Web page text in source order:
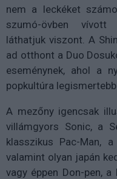
nem a leckéket
szumó-övben vívott
láthatjuk viszont. A
ad otthont a Duo
eseménynek, ahol a
popkultúra
A mezőny igencsak
villámgyors Sonic, a
klasszikus Pac-Man,
valamint olyan japán
vagy éppen Don-pen,